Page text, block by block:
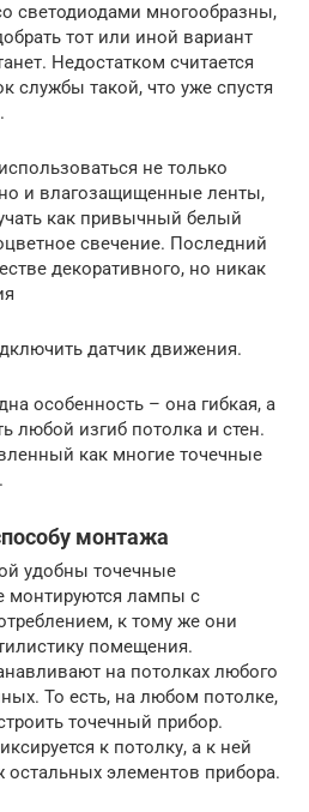
светодиодами многообразны,
тот или иной вариант
Недостатком считается
службы такой, что уже спустя
не только
и влагозащищенные ленты,
как привычный белый
свечение. Последний
декоративного, но никак
датчик движения.
особенность – она гибкая, а
любой изгиб потолка и стен.
как многие точечные
монтажа
удобны точечные
монтируются лампы с
к тому же они
помещения.
на потолках любого
То есть, на любом потолке,
точечный прибор.
к потолку, а к ней
остальных элементов прибора.